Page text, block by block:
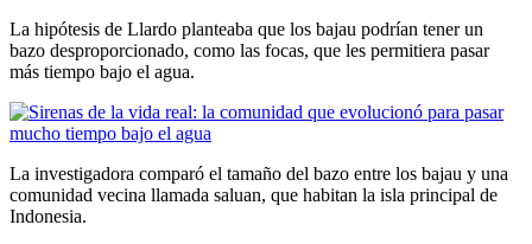
La hipótesis de Llardo planteaba que los bajau podrían tener un
bazo desproporcionado, como las focas, que les permitiera pasar
más tiempo bajo el agua.
La investigadora comparó el tamaño del bazo entre los bajau y una
comunidad vecina llamada saluan, que habitan la isla principal de
Indonesia.